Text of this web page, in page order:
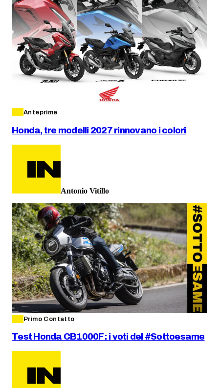
Anteprime
Honda, tre modelli 2027 rinnovano i colori
Antonio Vitillo
Primo Contatto
Test Honda CB1000F: i voti del #Sottoesame